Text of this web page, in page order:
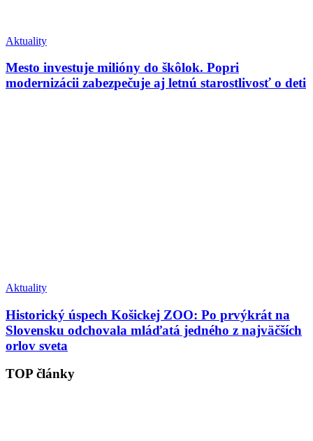
Aktuality
Mesto investuje milióny do škôlok. Popri
modernizácii zabezpečuje aj letnú starostlivosť o deti
Aktuality
Historický úspech Košickej ZOO: Po prvýkrát na
Slovensku odchovala mláďatá jedného z najväčších
orlov sveta
TOP články